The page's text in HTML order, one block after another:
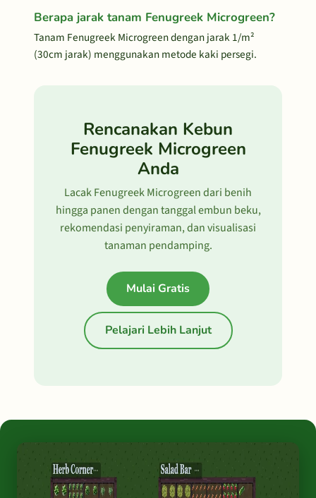
Berapa jarak tanam Fenugreek Microgreen?
Tanam Fenugreek Microgreen dengan jarak 1/m²
(30cm jarak) menggunakan metode kaki persegi.
Rencanakan Kebun
Fenugreek Microgreen
Anda
Lacak Fenugreek Microgreen dari benih
hingga panen dengan tanggal embun beku,
rekomendasi penyiraman, dan visualisasi
tanaman pendamping.
Mulai Gratis
Pelajari Lebih Lanjut